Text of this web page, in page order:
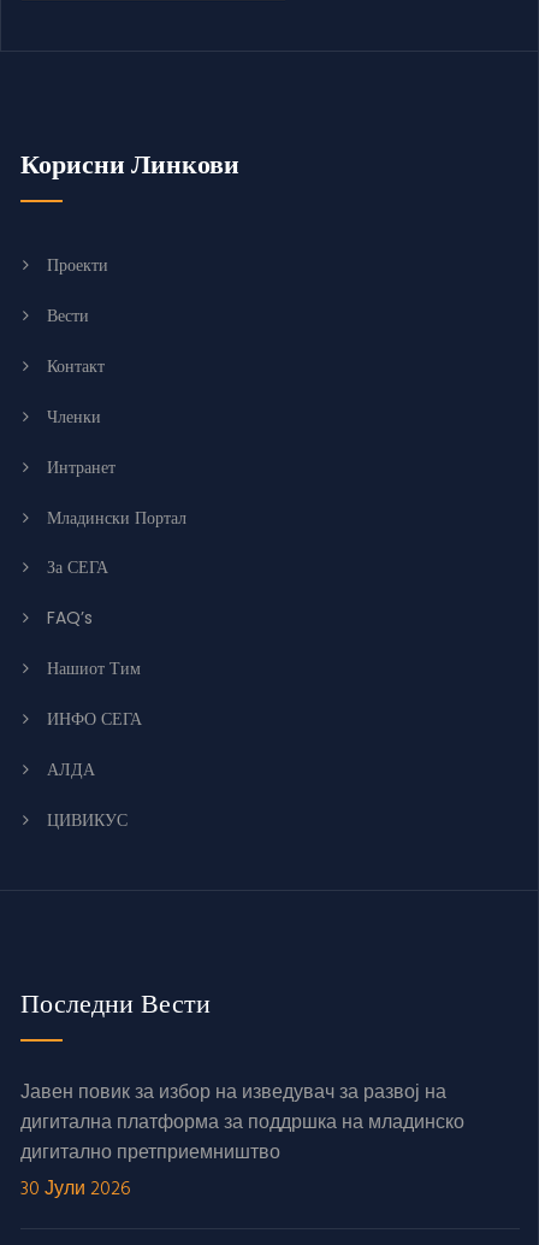
Корисни Линкови
Проекти
Вести
Контакт
Членки
Интранет
Младински Портал
За СЕГА
FAQ’s
Нашиот Тим
ИНФО СЕГА
АЛДА
ЦИВИКУС
Последни Вести
Јавен повик за избор на изведувач за развој на
дигитална платформа за поддршка на младинско
дигитално претприемништво
30 Јули 2026